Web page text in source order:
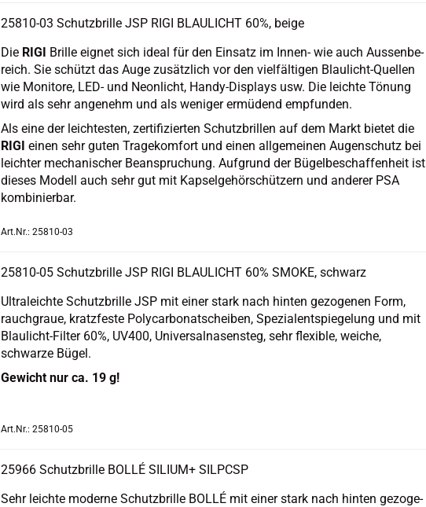
25810-​​03 Schutz­bril­le JSP RIGI BLAU­LICHT 60%, beige
Die RIGI Bril­le eig­net sich ideal für den Ein­satz im Innen-​ wie auch Aus­sen­be­
reich. Sie schützt das Auge zu­sätz­lich vor den viel­fäl­ti­gen Blaulicht-​Quellen
wie Mo­ni­to­re, LED- und Ne­on­licht, Handy-​Displays usw. Die leich­te Tö­nung
wird als sehr an­ge­nehm und als we­ni­ger er­mü­dend emp­fun­den.
Als eine der leich­tes­ten, zer­ti­fi­zier­ten Schutz­bril­len auf dem Markt bie­tet die
RIGI einen sehr guten Tra­ge­kom­fort und einen all­ge­mei­nen Au­gen­schutz bei
leich­ter me­cha­ni­scher Be­an­spru­chung. Auf­grund der Bü­gel­be­schaf­fen­heit ist
die­ses Mo­dell auch sehr gut mit Kap­sel­ge­hör­schüt­zern und an­de­rer PSA
kom­bi­nier­bar.
Art.Nr.: 25810-03
25810-​​05 Schutz­bril­le JSP RIGI BLAU­LICHT 60% SMOKE, schwarz
Ul­tra­leich­te Schutz­bril­le JSP mit einer stark nach hin­ten ge­zo­ge­nen Form,
rauch­graue, kratz­fes­te Po­ly­car­bo­natschei­ben, Spe­zi­a­lent­spie­ge­lung und mit
Blaulicht-​Filter 60%, UV400, Uni­ver­sal­na­sen­steg, sehr fle­xi­ble, wei­che,
schwar­ze Bügel.
Ge­wicht nur ca. 19 g!
Art.Nr.: 25810-05
25966 Schutz­bril­le BOLLÉ SI­LI­UM+ SILP­CSP
Sehr leich­te mo­der­ne Schutz­bril­le BOLLÉ mit einer stark nach hin­ten ge­zo­ge­